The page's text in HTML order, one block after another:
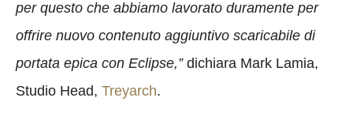
per questo che abbiamo lavorato duramente per
offrire nuovo contenuto aggiuntivo scaricabile di
portata epica con Eclipse,” dichiara Mark Lamia,
Studio Head, Treyarch.